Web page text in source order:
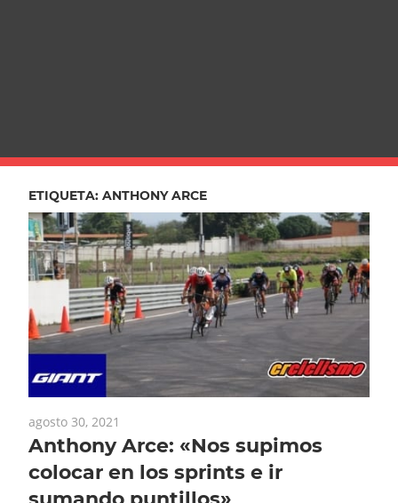
ETIQUETA: ANTHONY ARCE
agosto 30, 2021
Anthony Arce: «Nos supimos
colocar en los sprints e ir